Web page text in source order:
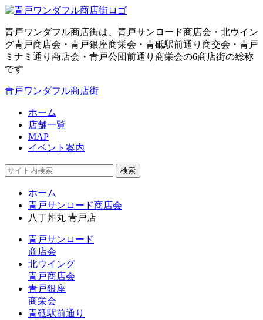
青戸ワンダフル商店街は、青戸サンロード商店会・北ウイン
グ青戸商店会・青戸銀座商栄会・青砥駅前通り商交会・青戸
ミナミ通り商店会・青戸公団前通り商栄会の6商店街の総称
です
青戸ワンダフル商店街
ホーム
店舗一覧
MAP
イベント案内
検索
ホーム
青戸サンロード商店会
八丁丼丸 青戸店
青戸サンロード
商店会
北ウイング
青戸商店会
青戸銀座
商栄会
青砥駅前通り